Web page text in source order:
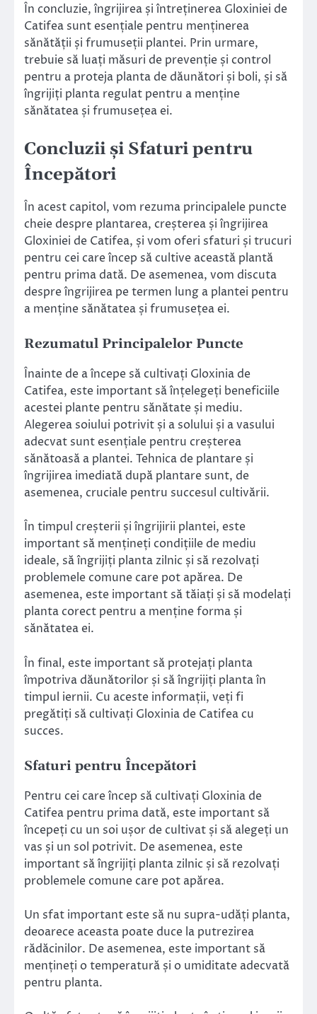
În concluzie, îngrijirea și întreținerea Gloxiniei de
Catifea sunt esențiale pentru menținerea
sănătății și frumuseții plantei. Prin urmare,
trebuie să luați măsuri de prevenție și control
pentru a proteja planta de dăunători și boli, și să
îngrijiți planta regulat pentru a menține
sănătatea și frumusețea ei.
Concluzii și Sfaturi pentru
Începători
În acest capitol, vom rezuma principalele puncte
cheie despre plantarea, creșterea și îngrijirea
Gloxiniei de Catifea, și vom oferi sfaturi și trucuri
pentru cei care încep să cultive această plantă
pentru prima dată. De asemenea, vom discuta
despre îngrijirea pe termen lung a plantei pentru
a menține sănătatea și frumusețea ei.
Rezumatul Principalelor Puncte
Înainte de a începe să cultivați Gloxinia de
Catifea, este important să înțelegeți beneficiile
acestei plante pentru sănătate și mediu.
Alegerea soiului potrivit și a solului și a vasului
adecvat sunt esențiale pentru creșterea
sănătoasă a plantei. Tehnica de plantare și
îngrijirea imediată după plantare sunt, de
asemenea, cruciale pentru succesul cultivării.
În timpul creșterii și îngrijirii plantei, este
important să mențineți condițiile de mediu
ideale, să îngrijiți planta zilnic și să rezolvați
problemele comune care pot apărea. De
asemenea, este important să tăiați și să modelați
planta corect pentru a menține forma și
sănătatea ei.
În final, este important să protejați planta
împotriva dăunătorilor și să îngrijiți planta în
timpul iernii. Cu aceste informații, veți fi
pregătiți să cultivați Gloxinia de Catifea cu
succes.
Sfaturi pentru Începători
Pentru cei care încep să cultivați Gloxinia de
Catifea pentru prima dată, este important să
începeți cu un soi ușor de cultivat și să alegeți un
vas și un sol potrivit. De asemenea, este
important să îngrijiți planta zilnic și să rezolvați
problemele comune care pot apărea.
Un sfat important este să nu supra-udăți planta,
deoarece aceasta poate duce la putrezirea
rădăcinilor. De asemenea, este important să
mențineți o temperatură și o umiditate adecvată
pentru planta.